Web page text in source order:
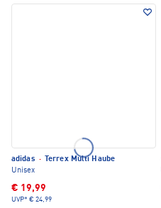
adidas ·
Terrex Multi Haube
Unisex
€ 19,99
UVP* € 24,99